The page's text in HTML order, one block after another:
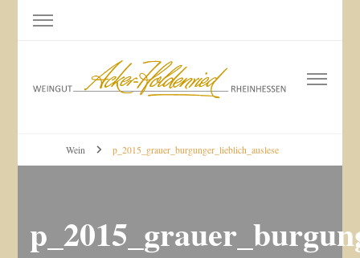
Weingut Acker-Holdenried
Bodenheim RHEINHESSEN
Wein p_2015_grauer_burgunger_lieblich_auslese